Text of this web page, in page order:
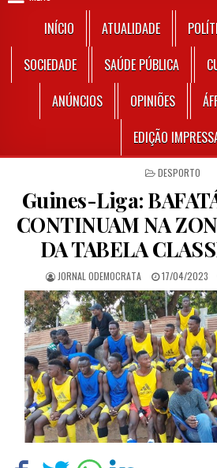
INÍCIO ATUALIDADE
SOCIEDADE
SAÚDE PÚBLICA
ANÚNCIOS
OPINIÕES
EDIÇÃO
POSTED IN
DESPORTO
Guines-Liga:
CONTINUAM NA
DA TABELA
AUTHOR:
JORNAL ODEMOCRATA PUBLISHED
17/04/2023